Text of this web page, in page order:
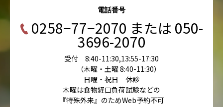
電話番号
0258−77−2070 または 050-
3696-2070
受付 8:40-11:30,13:55-17:30
（木曜・土曜 8:40-11:30）
日曜・祝日 休診
木曜は食物経口負荷試験などの
『特殊外来』のためWeb予約不可